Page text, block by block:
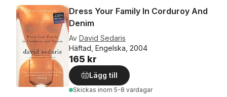
Dress Your Family In Corduroy And
Denim
Av David Sedaris
Häftad, Engelska, 2004
165 kr
Lägg till
Skickas inom 5-8 vardagar